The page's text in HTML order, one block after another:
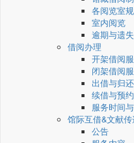
各阅览室
室内阅览
逾期与遗失
借阅办理
开架借阅
闭架借阅
出借与归还
续借与预约
服务时间
馆际互借&文献传
公告